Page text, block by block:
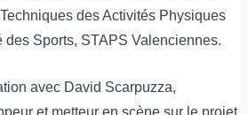
des Activités Physiques
des Sports, STAPS Valenciennes.
avec David Scarpuzza,